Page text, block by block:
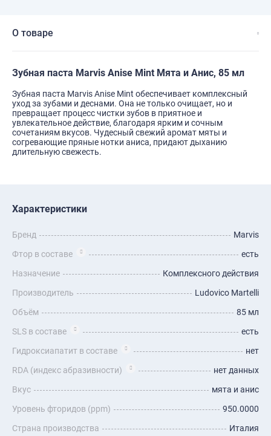
О товаре
Зубная паста Marvis Anise Mint Мята и Анис, 85 мл
Зубная паста Marvis Anise Mint обеспечивает комплексный
уход за зубами и деснами. Она не только очищает, но и
превращает процесс чистки зубов в приятное и
увлекательное действие, благодаря ярким и сочным
сочетаниям вкусов. Чудесный свежий аромат мяты и
согревающие пряные нотки аниса, придают дыханию
длительную свежесть.
Характеристики
Бренд
Marvis
Фтор в составе
есть
Назначение
Комплексного действия
Производитель
Ludovico Martelli
Объём
85 мл
SLS в составе
есть
Гидроксиапатит в составе
нет
RDA (индекс абразивности)
нет данных
Вкус
мята и анис
Уровень фторидов (ppm)
950.0000
Страна производства
Италия